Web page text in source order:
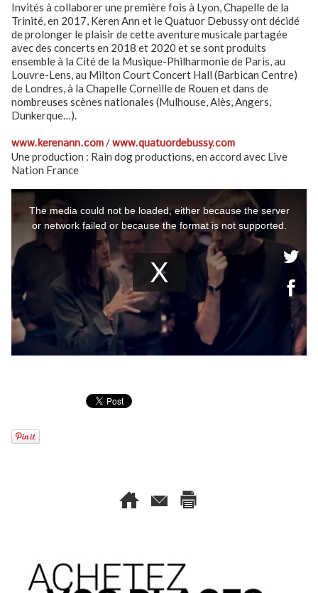
Invités à collaborer une première fois à Lyon, Chapelle de la
Trinité, en 2017, Keren Ann et le Quatuor Debussy ont décidé
de prolonger le plaisir de cette aventure musicale partagée
avec des concerts en 2018 et 2020 et se sont produits
ensemble à la Cité de la Musique-Philharmonie de Paris, au
Louvre-Lens, au Milton Court Concert Hall (Barbican Centre)
de Londres, à la Chapelle Corneille de Rouen et dans de
nombreuses scènes nationales (Mulhouse, Alès, Angers,
Dunkerque…).
www.kerenann.com/www.quatuordebussy.com
Une production : Rain dog productions, en accord avec Live
Nation France